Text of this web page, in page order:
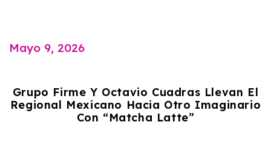
Mayo 9, 2026
Grupo Firme Y Octavio Cuadras Llevan El
Regional Mexicano Hacia Otro Imaginario
Con “Matcha Latte”